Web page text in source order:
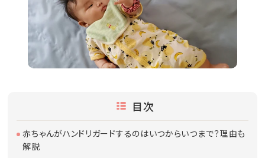
目次
赤ちゃんがハンドリガードするのはいつからいつまで？理由も
解説